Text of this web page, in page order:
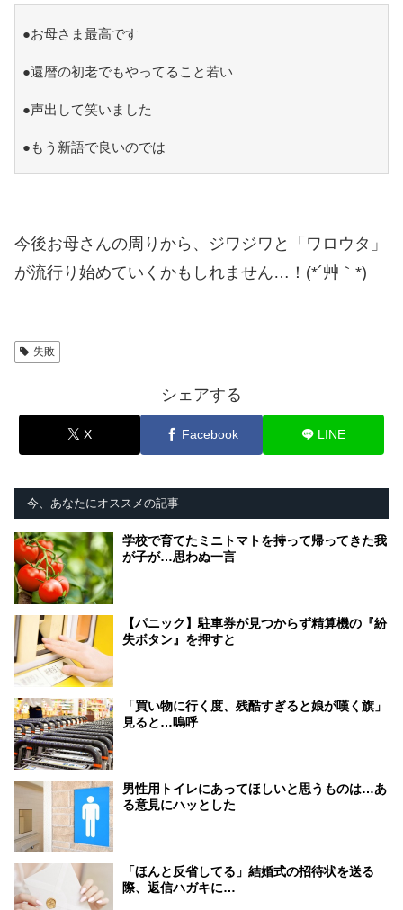
●お母さま最高です
●還暦の初老でもやってること若い
●声出して笑いました
●もう新語で良いのでは
今後お母さんの周りから、ジワジワと「ワロウタ」
が流行り始めていくかもしれません…！(*´艸｀*)
失敗
シェアする
X Facebook LINE
今、あなたにオススメの記事
学校で育てたミニトマトを持って帰ってきた我
が子が…思わぬ一言
【パニック】駐車券が見つからず精算機の『紛
失ボタン』を押すと
「買い物に行く度、残酷すぎると娘が嘆く旗」
見ると…嗚呼
男性用トイレにあってほしいと思うものは…あ
る意見にハッとした
「ほんと反省してる」結婚式の招待状を送る
際、返信ハガキに…